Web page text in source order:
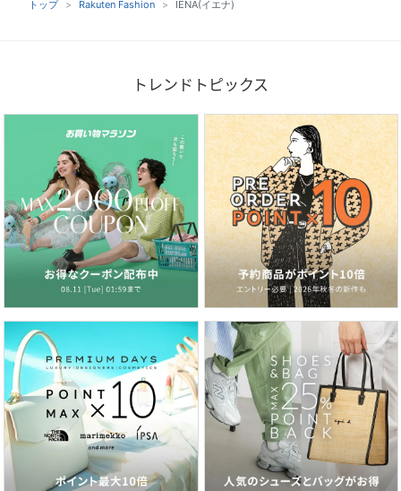
トップ Rakuten Fashion IENA(イエナ)
トレンドトピックス